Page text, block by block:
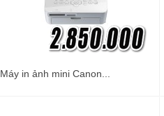
Máy in ảnh mini Canon...